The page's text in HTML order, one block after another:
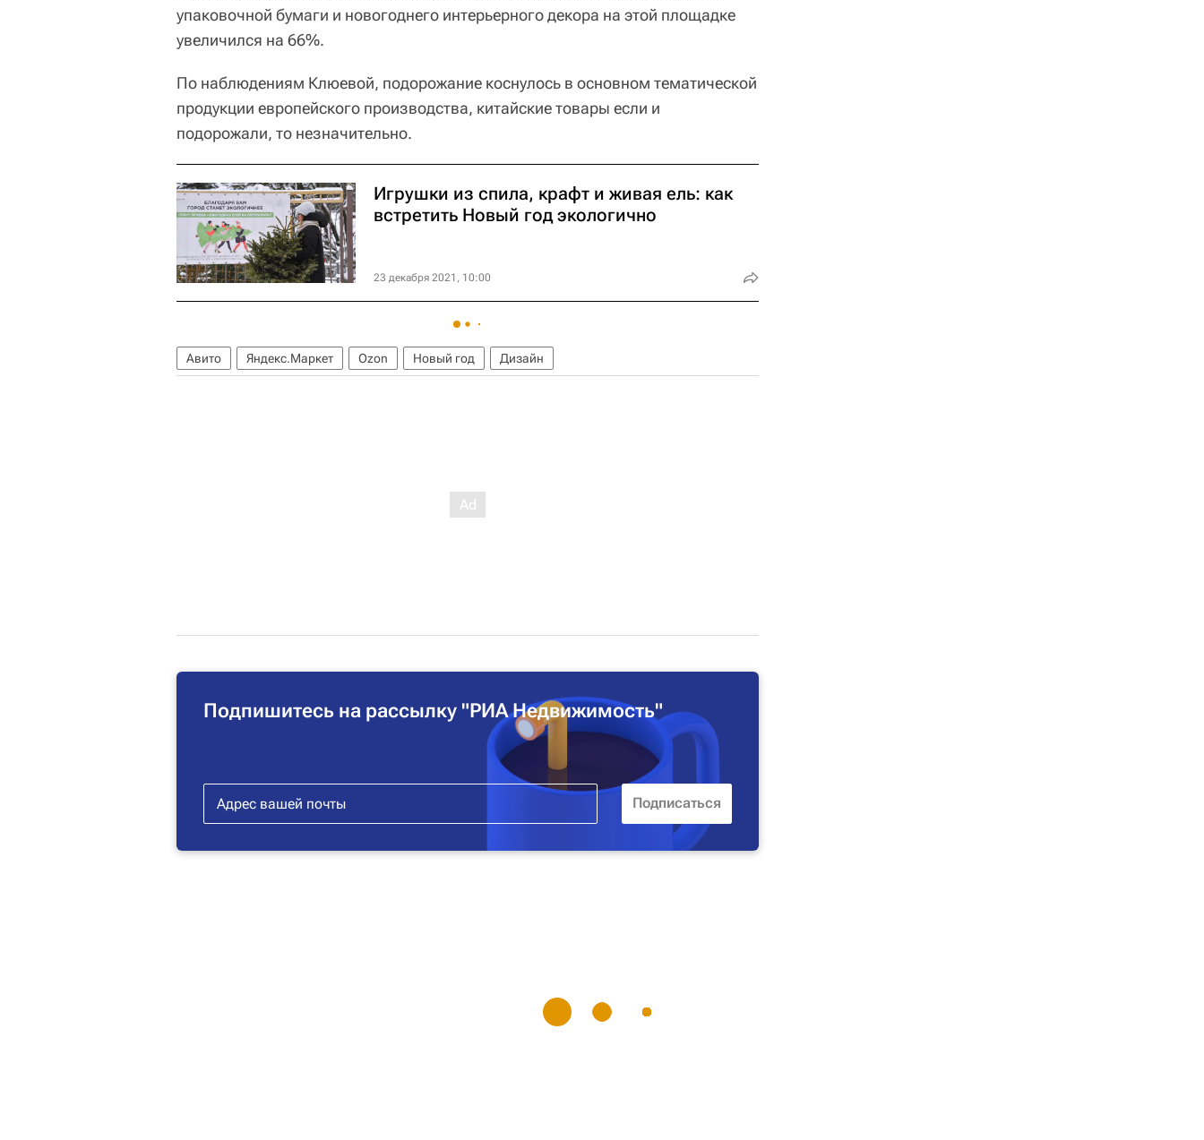
упаковочной бумаги и новогоднего интерьерного декора на этой площадке
увеличился на 66%.
По наблюдениям Клюевой, подорожание коснулось в основном тематической
продукции европейского производства, китайские товары если и
подорожали, то незначительно.
Игрушки из спила, крафт и живая ель: как
встретить Новый год экологично
23 декабря 2021, 10:00
Авито Яндекс.Маркет Ozon Новый год Дизайн
Подпишитесь на рассылку "РИА Недвижимость"